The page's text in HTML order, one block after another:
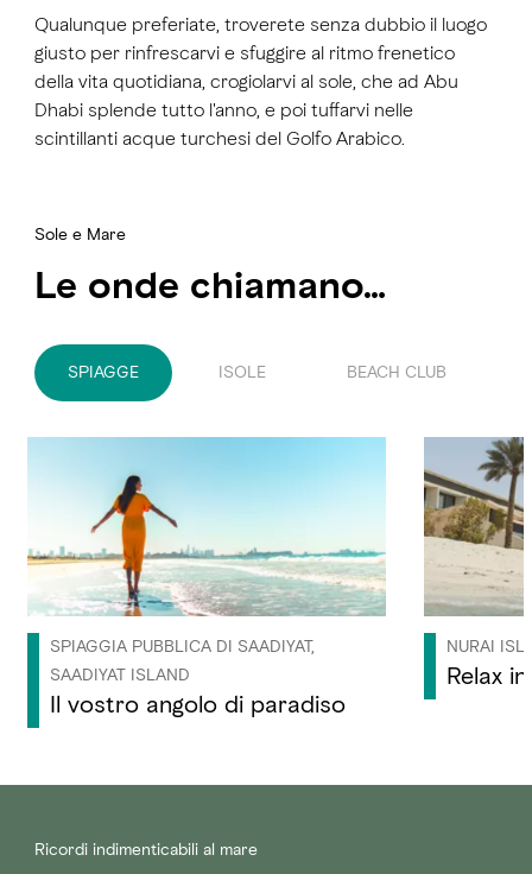
Qualunque preferiate, troverete senza dubbio il luogo
giusto per rinfrescarvi e sfuggire al ritmo frenetico
della vita quotidiana, crogiolarvi al sole, che ad Abu
Dhabi splende tutto l'anno, e poi tuffarvi nelle
scintillanti acque turchesi del Golfo Arabico.
Sole e Mare
Le onde chiamano…
SPIAGGE ISOLE BEACH CLUB
SPIAGGIA PUBBLICA DI SAADIYAT,
SAADIYAT ISLAND
Il vostro angolo di paradiso
NURAI
Relax
Ricordi indimenticabili al mare